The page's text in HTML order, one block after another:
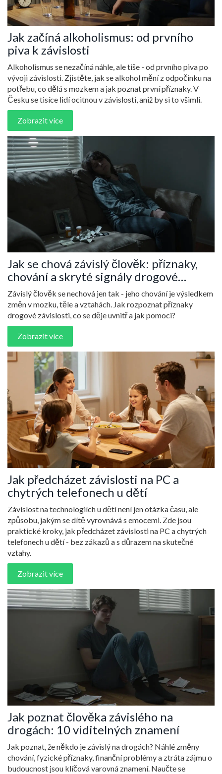
Jak začíná alkoholismus: od prvního
piva k závislosti
Alkoholismus se nezačíná náhle, ale tiše - od prvního piva po
vývoji závislosti. Zjistěte, jak se alkohol mění z odpočinku na
potřebu, co dělá s mozkem a jak poznat první příznaky. V
Česku se tisíce lidí ocitnou v závislosti, aniž by si to všimli.
Zobrazit více
Jak se chová závislý člověk: příznaky,
chování a skryté signály drogové
závislosti
Závislý člověk se nechová jen tak - jeho chování je výsledkem
změn v mozku, těle a vztahách. Jak rozpoznat příznaky
drogové závislosti, co se děje uvnitř a jak pomoci?
Zobrazit více
Jak předcházet závislosti na PC a
chytrých telefonech u dětí
Závislost na technologiích u dětí není jen otázka času, ale
způsobu, jakým se dítě vyrovnává s emocemi. Zde jsou
praktické kroky, jak předcházet závislosti na PC a chytrých
telefonech u dětí - bez zákazů a s důrazem na skutečné
vztahy.
Zobrazit více
Jak poznat člověka závislého na
drogách: 10 viditelných znamení
Jak poznat, že někdo je závislý na drogách? Náhlé změny
chování, fyzické příznaky, finanční problémy a ztráta zájmu o
budoucnost jsou klíčová varovná znamení. Naučte se